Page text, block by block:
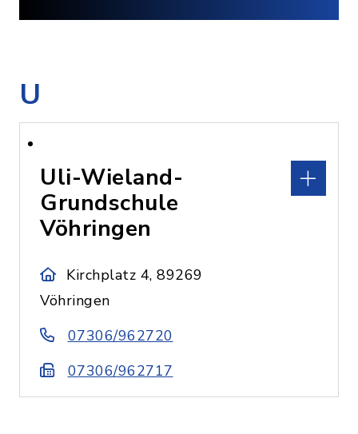
U
Uli-Wieland-
Grundschule
Vöhringen
Kirchplatz 4, 89269
Vöhringen
07306/962720
07306/962717